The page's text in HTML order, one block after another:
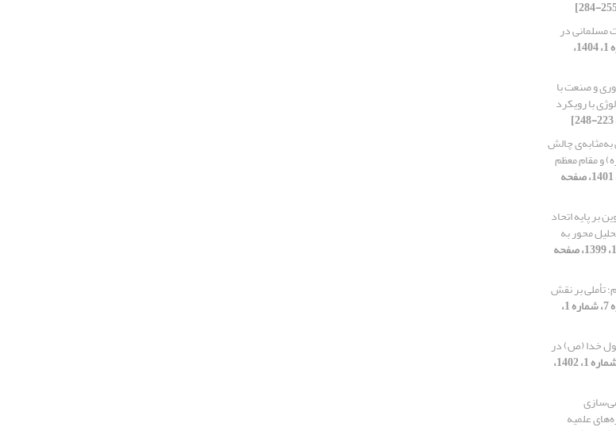
مسلمانی در
[دوره 8، شماره 1، 1404،
و صنعت با
با رویکرد
به‌مثابه‌ی چالش
و مقام معظم
[دوره 5، شماره 2، 1401، صفحه
بر پایه اتحاد
محور به
[دوره 3، شماره 1، 1399، صفحه
تأملی بر نقش
[دوره 7، شماره 1،
خدا (ص) در
[دوره 6، شماره 1، 1402،
علمیه